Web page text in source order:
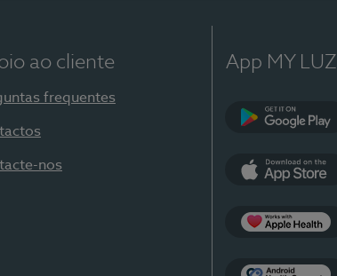
ao cliente
frequentes
nos
App MY LUZ